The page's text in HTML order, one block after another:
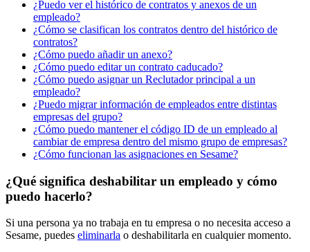
¿Puedo ver el histórico de contratos y anexos de un
empleado?
¿Cómo se clasifican los contratos dentro del histórico de
contratos?
¿Cómo puedo añadir un anexo?
¿Cómo puedo editar un contrato caducado?
¿Cómo puedo asignar un Reclutador principal a un
empleado?
¿Puedo migrar información de empleados entre distintas
empresas del grupo?
¿Cómo puedo mantener el código ID de un empleado al
cambiar de empresa dentro del mismo grupo de empresas?
¿Cómo funcionan las asignaciones en Sesame?
¿Qué significa deshabilitar un empleado y cómo
puedo hacerlo?
Si una persona ya no trabaja en tu empresa o no necesita acceso a
Sesame, puedes eliminarla o deshabilitarla en cualquier momento.